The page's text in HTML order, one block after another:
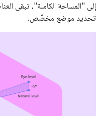
إلى "المساحة الكاملة"، تبقى
تحديد موضع مخصّص.